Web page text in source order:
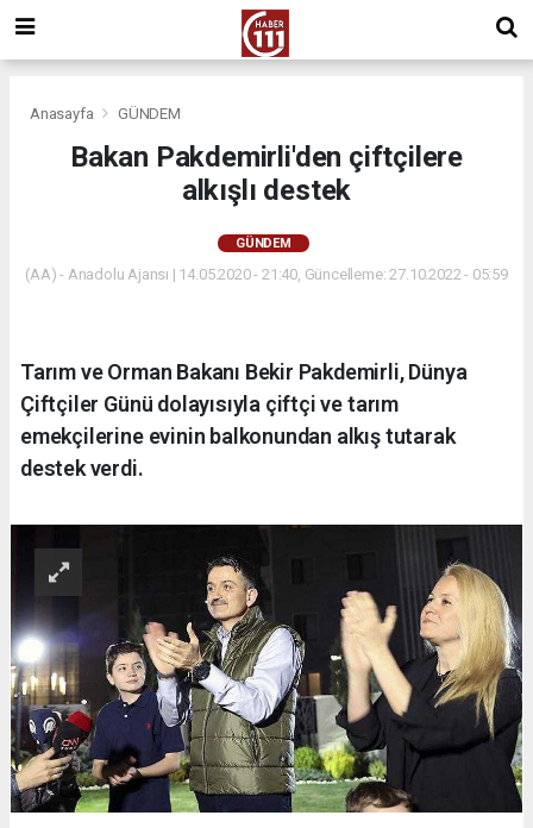
Anasayfa GÜNDEM
Bakan Pakdemirli'den çiftçilere
alkışlı destek
GÜNDEM
(AA) - Anadolu Ajansı | 14.05.2020 - 21:40, Güncelleme: 27.10.2022 - 05:59
Tarım ve Orman Bakanı Bekir Pakdemirli, Dünya
Çiftçiler Günü dolayısıyla çiftçi ve tarım
emekçilerine evinin balkonundan alkış tutarak
destek verdi.